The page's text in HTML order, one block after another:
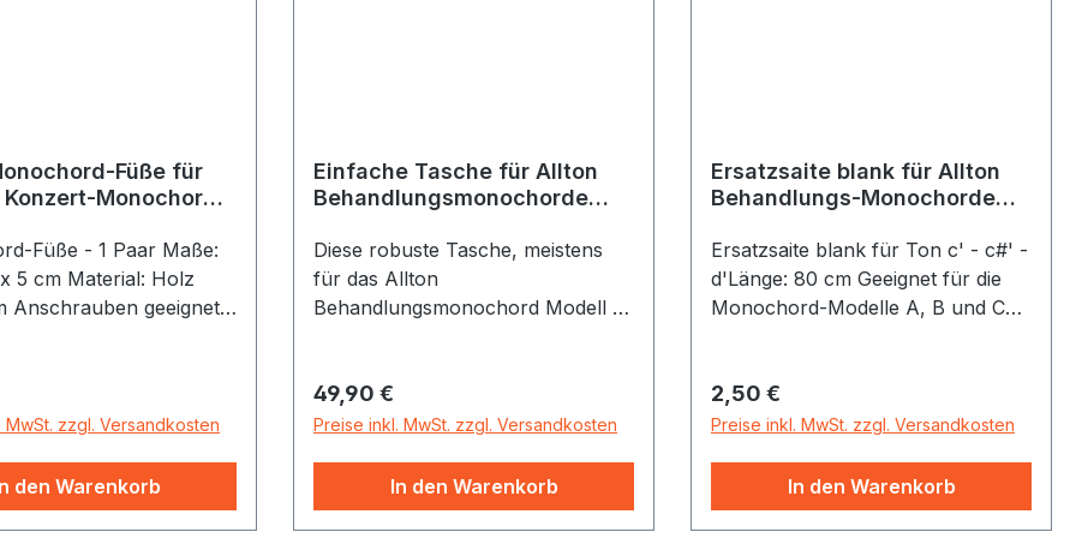
Füße für
Konzert-Monochord,
Füße - 1 Paar Maße:
5 cm Material: Holz
Anschrauben geeignet
an den Stirn-
des Monochords
sowohl
liegend, als auch
Preis:
MwSt. zzgl. Versandkosten
den Warenkorb
Einfache Tasche für Allton
Behandlungsmonochorde
Diese robuste Tasche, meistens
für das Allton
Behandlungsmonochord Modell A
Wölbi). Mit ihren Maßen von 65 ×
24 × 9 cm bietet sie ausreichend
reiß- und wasserfestem Cordura
(600 Denier), ausgestattet mit 5
Regulärer Preis:
49,90 €
Preise inkl. MwSt. zzgl. Versandkosten
In den Warenkorb
Ersatzsaite blank für Allton
Behandlungs-Monochorde
Ersatzsaite blank für Ton c' - c#' -
d'Länge: 80 cm Geeignet für die
Monochord-Modelle A, B und C
"Universal" C- Spürmonochord
"Wölbi"
Regulärer Preis:
2,50 €
Preise inkl. MwSt. zzgl. Versandkosten
In den Warenkorb